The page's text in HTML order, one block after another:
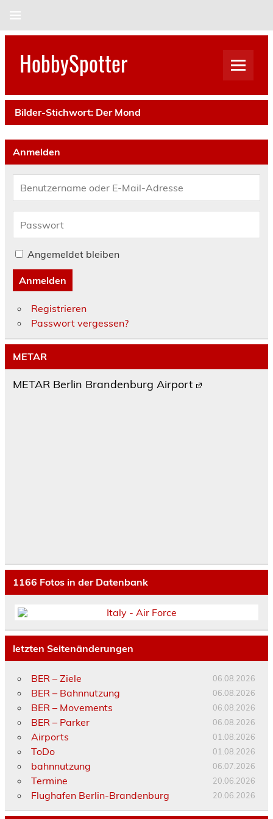
HobbySpotter
Bilder-Stichwort: Der Mond
Anmelden
Angemeldet bleiben
Anmelden
Registrieren
Passwort vergessen?
METAR
METAR Berlin Brandenburg Airport
1166 Fotos in der Datenbank
letzten Seitenänderungen
BER – Ziele 06.08.2026
BER – Bahnnutzung 06.08.2026
BER – Movements 06.08.2026
BER – Parker 06.08.2026
Airports 01.08.2026
ToDo 01.08.2026
bahnnutzung 06.07.2026
Termine 20.06.2026
Flughafen Berlin-Brandenburg 20.06.2026